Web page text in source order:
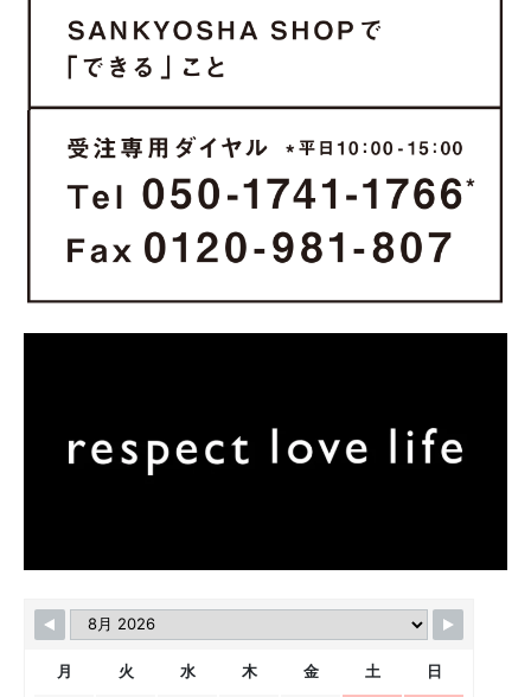
月 火 水 木 金 土 日